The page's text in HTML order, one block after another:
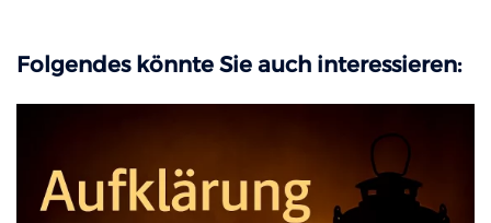
Folgendes könnte Sie auch interessieren: